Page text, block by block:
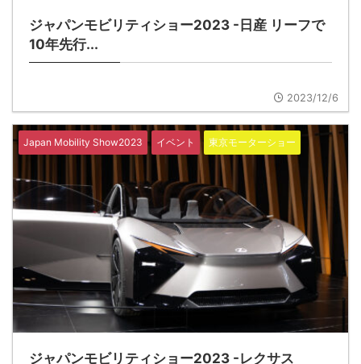
ジャパンモビリティショー2023 -日産 リーフで
10年先行...
2023/12/6
Japan Mobility Show2023 イベント 東京モーターショー
ジャパンモビリティショー2023 -レクサス